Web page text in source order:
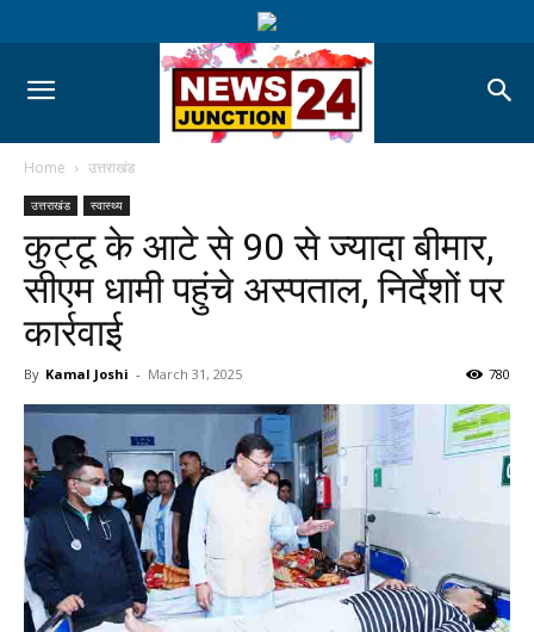
Home उत्तराखंड
उत्तराखंड स्वास्थ्य
कुट्टू के आटे से 90 से ज्यादा बीमार,
सीएम धामी पहुंचे अस्पताल, निर्देशों पर
कार्रवाई
By Kamal Joshi - March 31, 2025 780